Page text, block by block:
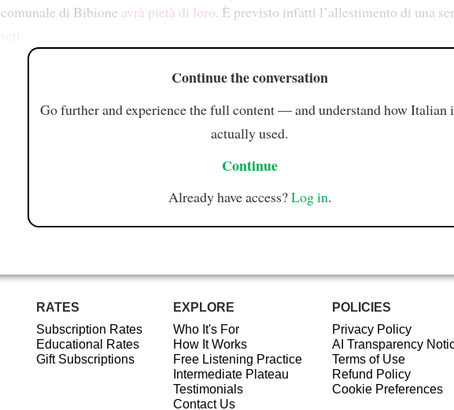
comunale di Bibione avrà pietà di loro. È previsto infatti l’allestimento di una
Continue the conversation
Go further and experience the full content — and understand how Italian
actually used.
Continue
Already have access?Log in.
RATES
Subscription Rates
Educational Rates
Gift Subscriptions
EXPLORE
Who It's For
How It Works
Free Listening Practice
Intermediate Plateau
Testimonials
Contact Us
POLICIES
Privacy Policy
AI Transparency
Terms of Use
Refund Policy
Cookie Preferences